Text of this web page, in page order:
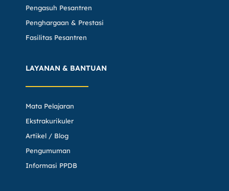
Pengasuh Pesantren
Penghargaan & Prestasi
Fasilitas Pesantren
LAYANAN & BANTUAN
Mata Pelajaran
Ekstrakurikuler
Artikel / Blog
Pengumuman
Informasi PPDB